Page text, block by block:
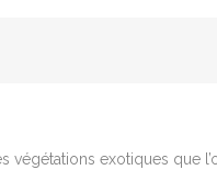
exotiques que